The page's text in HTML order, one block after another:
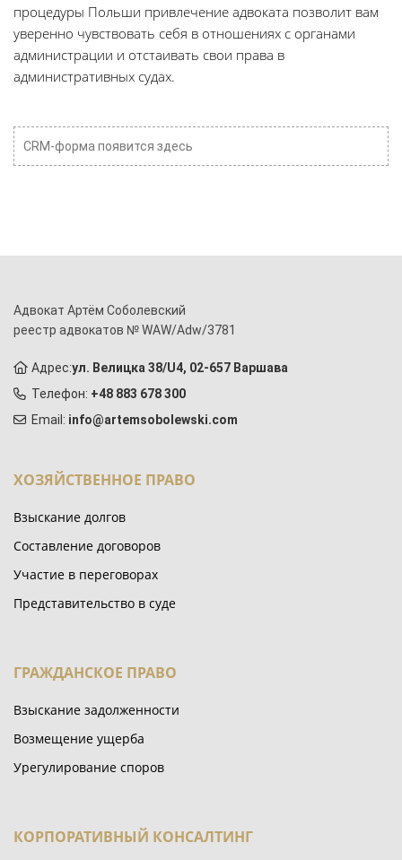
процедуры Польши привлечение адвоката позволит вам
уверенно чувствовать себя в отношениях с органами
администрации и отстаивать свои права в
административных судах.
CRM-форма появится здесь
Адвокат Артём Соболевский
реестр адвокатов № WAW/Adw/3781
Адрес:ул. Велицка 38/U4, 02-657 Варшава
Телефон: +48 883 678 300
Email: info@artemsobolewski.com
ХОЗЯЙСТВЕННОЕ ПРАВО
Взыскание долгов
Составление договоров
Участие в переговорах
Представительство в суде
ГРАЖДАНСКОЕ ПРАВО
Взыскание задолженности
Возмещение ущерба
Урегулирование споров
КОРПОРАТИВНЫЙ КОНСАЛТИНГ